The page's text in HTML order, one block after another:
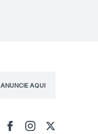
ANUNCIE AQUI